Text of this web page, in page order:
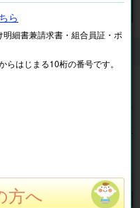
ら
細書兼請求書・組合員証・ポ
らはじまる10桁の番号です。
方へ